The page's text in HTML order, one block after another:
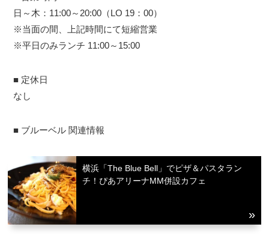
日～木：11:00～20:00（LO 19：00）
※当面の間、上記時間にて短縮営業
※平日のみランチ 11:00～15:00
■ 定休日
なし
■ ブルーベル 関連情報
横浜「The Blue Bell」でピザ＆パスタラン
チ！ぴあアリーナMM併設カフェ